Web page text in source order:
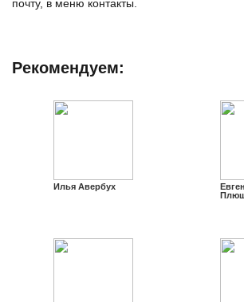
почту, в меню контакты.
Рекомендуем:
Илья Авербух